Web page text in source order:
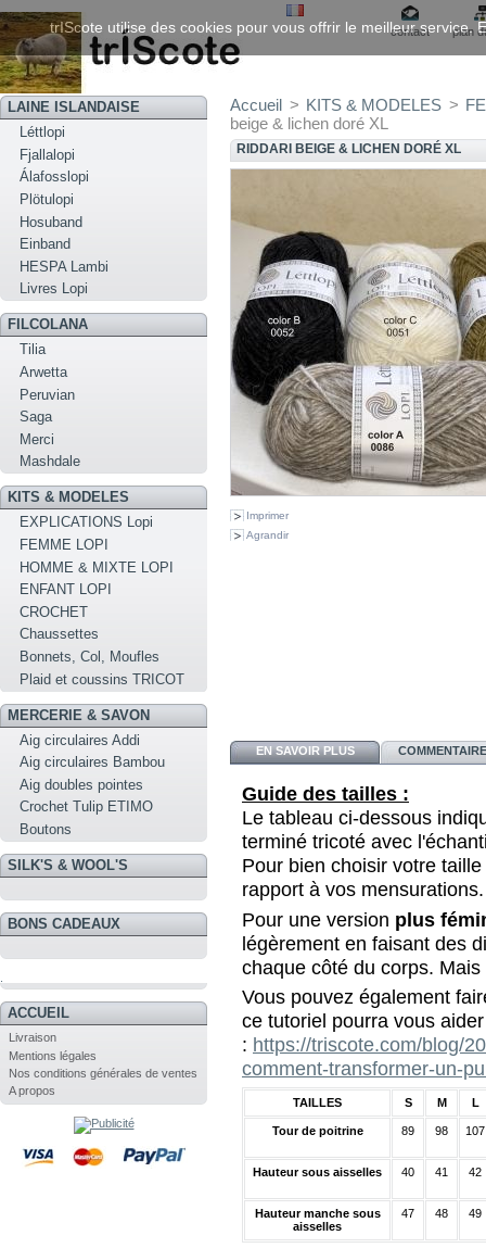
contact plan
LAINE ISLANDAISE
Léttlopi
Fjallalopi
Álafosslopi
Plötulopi
Hosuband
Einband
HESPA Lambi
Livres Lopi
FILCOLANA
Tilia
Arwetta
Peruvian
Saga
Merci
Mashdale
KITS & MODELES
EXPLICATIONS Lopi
FEMME LOPI
HOMME & MIXTE LOPI
ENFANT LOPI
CROCHET
Chaussettes
Bonnets, Col, Moufles
Plaid et coussins TRICOT
MERCERIE & SAVON
Aig circulaires Addi
Aig circulaires Bambou
Aig doubles pointes
Crochet Tulip ETIMO
Boutons
SILK'S & WOOL'S
BONS CADEAUX
ACCUEIL
Livraison
Mentions légales
Nos conditions générales de ventes
A propos
Accueil > KITS & MODELES >
beige & lichen doré XL
RIDDARI BEIGE & LICHEN DORÉ XL
Imprimer
Agrandir
EN SAVOIR PLUS
Guide des tailles :
Le tableau ci-dessous
terminé tricoté avec
Pour bien choisir votre
rapport à vos mensurations.
Pour une version plus
légèrement en faisant des
chaque côté du corps.
Vous pouvez également
ce tutoriel pourra vous aider
: https://triscote.com/blog/
comment-transformer-un-
TAILLES S M L
Tour de poitrine 89 98 107
Hauteur sous aisselles 40 41 42
Hauteur manche sous
aisselles
47 48 49
trIScote utilise des cookies pour vous offrir le meilleur